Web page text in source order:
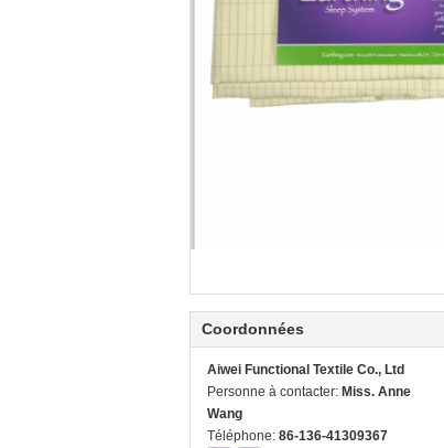
Coordonnées
Aiwei Functional Textile Co., Ltd
Personne à contacter: Miss. Anne
Wang
Téléphone: 86-136-41309367